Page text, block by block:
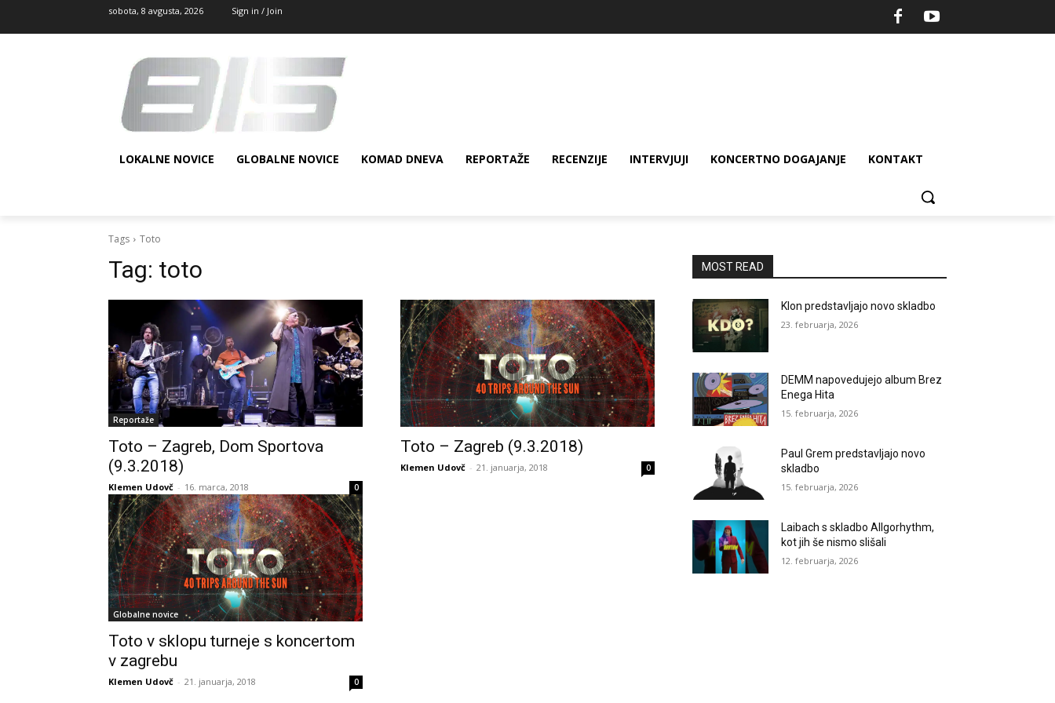
sobota, 8 avgusta, 2026 Sign in / Join
LOKALNE NOVICE GLOBALNE NOVICE KOMAD DNEVA REPORTAŽE RECENZIJE INTERVJUJI KONCERTNO DOGAJANJE KONTAKT
Tags Toto
Tag: toto
Reportaže
Toto – Zagreb, Dom Sportova
(9.3.2018)
Klemen Udovč - 16. marca, 2018 0
Toto – Zagreb (9.3.2018)
Klemen Udovč - 21. januarja, 2018 0
Globalne novice
Toto v sklopu turneje s koncertom
v zagrebu
Klemen Udovč - 21. januarja, 2018 0
MOST READ
Klon predstavljajo novo skladbo
23. februarja, 2026
DEMM napovedujejo album Brez
Enega Hita
15. februarja, 2026
Paul Grem predstavljajo novo
skladbo
15. februarja, 2026
Laibach s skladbo Allgorhythm,
kot jih še nismo slišali
12. februarja, 2026